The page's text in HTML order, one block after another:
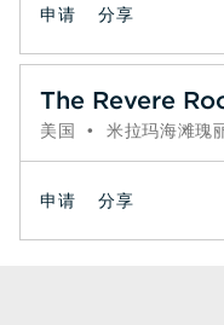
申请 分享
The Revere
美国 • 米拉玛海滩瑰
申请 分享